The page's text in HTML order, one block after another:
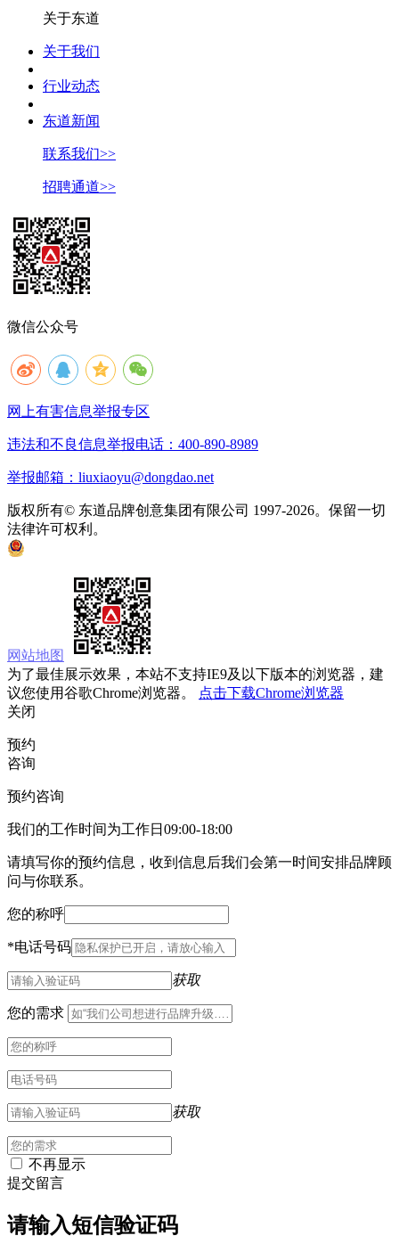
关于东道
关于我们
行业动态
东道新闻
联系我们>>
招聘通道>>
微信公众号
网上有害信息举报专区
违法和不良信息举报电话：400-890-8989
举报邮箱：liuxiaoyu@dongdao.net
版权所有© 东道品牌创意集团有限公司 1997-2026。保留一切
法律许可权利。
网站地图
为了最佳展示效果，本站不支持IE9及以下版本的浏览器，建
议您使用谷歌Chrome浏览器。
点击下载Chrome浏览器
关闭
预约
咨询
预约咨询
我们的工作时间为工作日09:00-18:00
请填写你的预约信息，收到信息后我们会第一时间安排品牌顾
问与你联系。
您的称呼
*电话号码
获取
您的需求
获取
不再显示
提交留言
请输入短信验证码